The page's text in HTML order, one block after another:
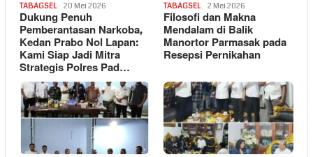
TABAGSEL 20 Mei 2026
Dukung Penuh
Pemberantasan Narkoba,
Kedan Prabo Nol Lapan:
Kami Siap Jadi Mitra
Strategis Polres Pad…
TABAGSEL 2 Mei 2026
Filosofi dan Makna
Mendalam di Balik
Manortor Parmasak pada
Resepsi Pernikahan